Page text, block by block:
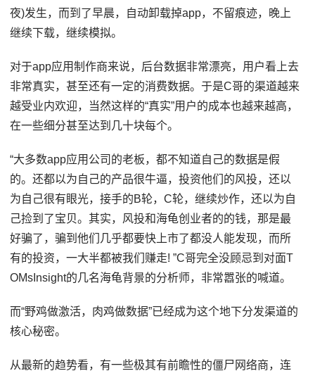
夜)发生，而到了早晨，自动卸载掉app，不留痕迹，晚上
继续下载，继续模拟。
对于app应用制作商来说，后台数据非常漂亮，用户看上去
非常真实，甚至还有一定的消费数据。于是C哥的渠道越来
越受业内欢迎，当然这样的“真实”用户的成本也越来越高，
在一些细分甚至达到几十块每个。
“大多数app应用公司的老板，都不知道自己的数据是假
的。还都以为自己的产品很牛逼，投资他们的风投，还以
为自己很有眼光，接手的B轮，C轮，继续炒作，还以为自
己捡到了宝贝。其实，风投和海龟创业者的的钱，那是最
好骗了，骗到他们几乎都要快上市了都没人能发现，而所
有的投资，一大半都被我们赚走! ”C哥完全没顾忌到对面T
OMsInsight的几名海龟背景的分析师，非常嚣张的喊道。
而“野鸡做激活，肉鸡做数据”已经成为这个地下分发渠道的
核心秘密。
从最新的趋势看，有一些极其有前瞻性的僵尸网络商，连